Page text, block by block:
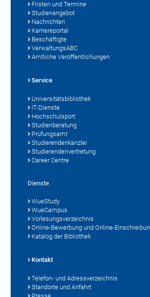
Fristen und Termine
Studienangebot
Nachrichten
Karriereportal
Beschäftigte
VerwaltungsABC
Amtliche Veröffentlichungen
Service
Universitätsbibliothek
IT-Dienste
Hochschulsport
Studienberatung
Prüfungsamt
Studierendenkanzlei
Studierendenvertretung
Career Centre
Dienste
WueStudy
WueCampus
Vorlesungsverzeichnis
Online-Bewerbung und Online-
Katalog der Bibliothek
Kontakt
Telefon- und Adressverzeichnis
Standorte und Anfahrt